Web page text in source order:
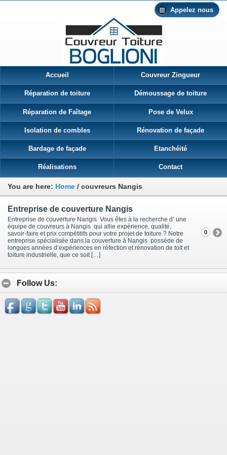
Appelez nous
Accueil Couvreur Zingueur
Réparation de toiture Démoussage de toiture
Réparation de Faîtage Pose de Velux
Isolation de combles Rénovation de façade
Bardage de façade Etanchéité
Réalisations Contact
You are here: Home / couvreurs Nangis
Entreprise de couverture Nangis
Entreprise de couverture Nangis Vous êtes à la recherche d’ une
équipe de couvreurs à Nangis qui allie expérience, qualité,
savoir-faire et prix compétitifs pour votre projet de toiture ? Notre
entreprise spécialisée dans la couverture à Nangis possède de
longues années d’expériences en réfection et rénovation de toit et
toiture industrielle, que ce soit […]
0
Follow Us: